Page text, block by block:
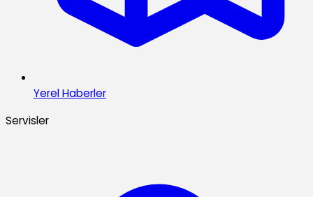
Yerel Haberler
Servisler